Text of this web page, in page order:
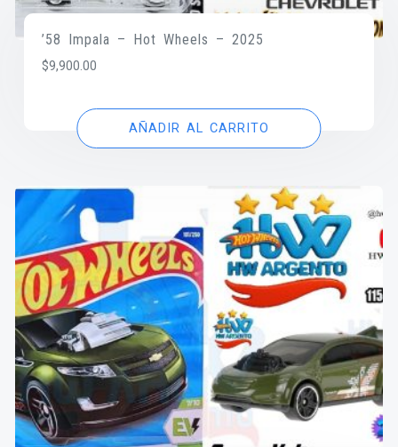
’58 Impala – Hot Wheels – 2025
$9,900.00
AÑADIR AL CARRITO